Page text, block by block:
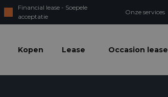
Financial lease - Soepele
acceptatie
Onze services
Kopen Lease Occasion lease